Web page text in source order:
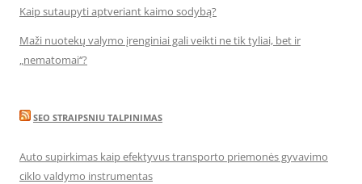
Kaip sutaupyti aptveriant kaimo sodybą?
Maži nuotekų valymo įrenginiai gali veikti ne tik tyliai, bet ir
„nematomai‘‘?
SEO STRAIPSNIU TALPINIMAS
Auto supirkimas kaip efektyvus transporto priemonės gyvavimo
ciklo valdymo instrumentas